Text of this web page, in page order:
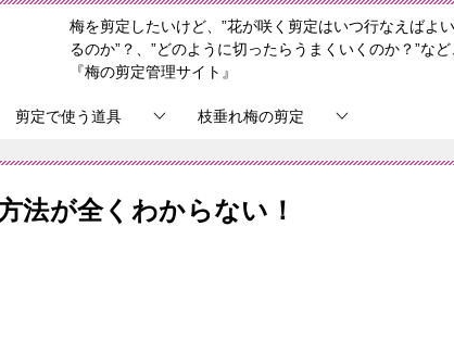
梅を剪定したいけど、”花が咲く剪定はいつ行なえばよ
るのか”？、”どのように切ったらうまくいくのか？”な
『梅の剪定管理サイト』
剪定で使う道具 枝垂れ梅の剪定
法が全くわからない！